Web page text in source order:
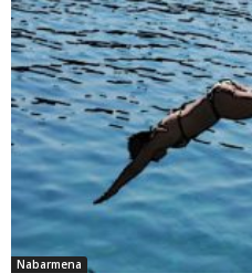
Nabarmena